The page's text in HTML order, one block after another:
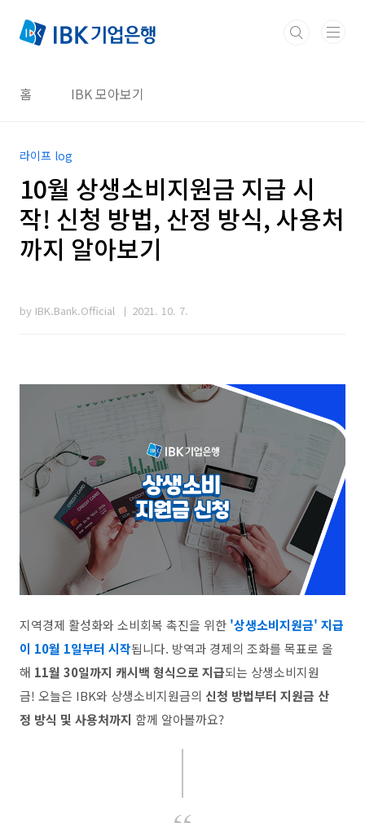
홈 IBK 모아보기
라이프 log
10월 상생소비지원금 지급 시
작! 신청 방법, 산정 방식, 사용처
까지 알아보기
by IBK.Bank.Official 2021. 10. 7.
지역경제 활성화와 소비회복 촉진을 위한 '상생소비지원금' 지급
이 10월 1일부터 시작됩니다. 방역과 경제의 조화를 목표로 올
해 11월 30일까지 캐시백 형식으로 지급되는 상생소비지원
금! 오늘은 IBK와 상생소비지원금의 신청 방법부터 지원금 산
정 방식 및 사용처까지 함께 알아볼까요?